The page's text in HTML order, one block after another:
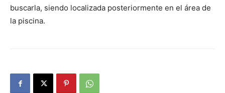
buscarla, siendo localizada posteriormente en el área de
la piscina.